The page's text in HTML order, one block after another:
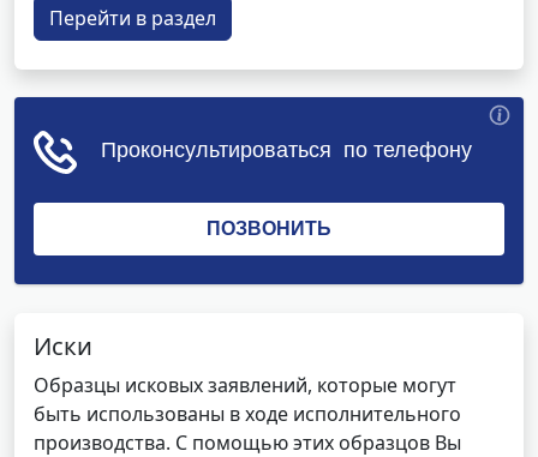
Перейти в раздел
Иски
Образцы исковых заявлений, которые могут
быть использованы в ходе исполнительного
производства. С помощью этих образцов Вы